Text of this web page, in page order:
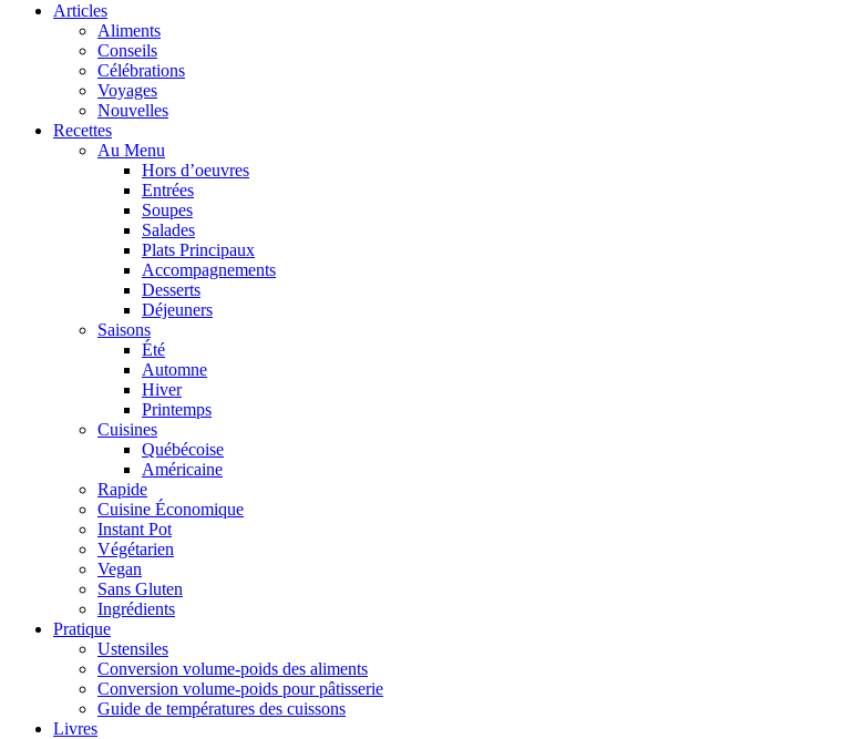
Articles
Aliments
Conseils
Célébrations
Voyages
Nouvelles
Recettes
Au Menu
Hors d’oeuvres
Entrées
Soupes
Salades
Plats Principaux
Accompagnements
Desserts
Déjeuners
Saisons
Été
Automne
Hiver
Printemps
Cuisines
Québécoise
Américaine
Rapide
Cuisine Économique
Instant Pot
Végétarien
Vegan
Sans Gluten
Ingrédients
Pratique
Ustensiles
Conversion volume-poids des aliments
Conversion volume-poids pour pâtisserie
Guide de températures des cuissons
Livres